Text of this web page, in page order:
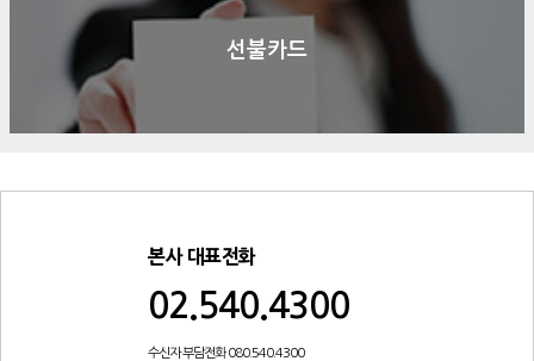
선불카드
본사 대표전화
02.540.4300
수신자 부담전화 080.540.4300